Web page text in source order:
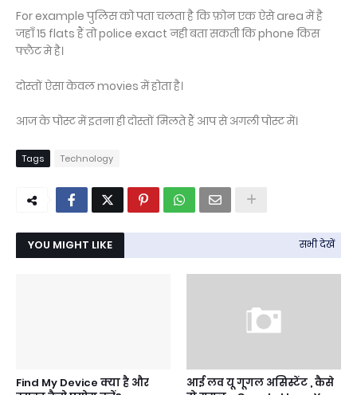
For example पुलिस को पता चलता है कि फ़ोन एक ऐसे area में है
जहाँ 15 flats हैं तो police exact नही बता सकती कि phone किस
फ्लैट मे है।
दोस्तों ऐसा केवल movies में होता है।
आज के पोस्ट में इतना ही दोस्तों मिलते हैं आप से अगली पोस्ट में।
Tags Technology
YOU MIGHT LIKE सभी देखें
Find My Device क्या है और
आई लव यू गूगल असिस्टेंट , कैसे